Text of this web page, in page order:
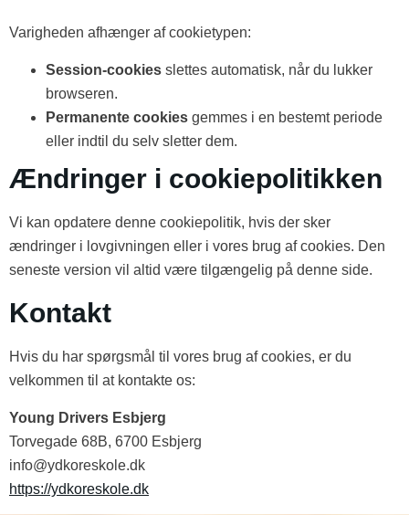
Varigheden afhænger af cookietypen:
Session-cookies slettes automatisk, når du lukker
browseren.
Permanente cookies gemmes i en bestemt periode
eller indtil du selv sletter dem.
Ændringer i cookiepolitikken
Vi kan opdatere denne cookiepolitik, hvis der sker
ændringer i lovgivningen eller i vores brug af cookies. Den
seneste version vil altid være tilgængelig på denne side.
Kontakt
Hvis du har spørgsmål til vores brug af cookies, er du
velkommen til at kontakte os:
Young Drivers Esbjerg
Torvegade 68B, 6700 Esbjerg
info@ydkoreskole.dk
https://ydkoreskole.dk